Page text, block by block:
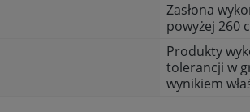
Zasłona
powyżej 260
Produkty
tolerancji w
wynikiem